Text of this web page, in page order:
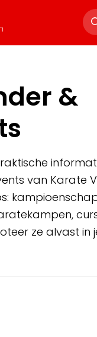
&
van Karate
ze alvast in